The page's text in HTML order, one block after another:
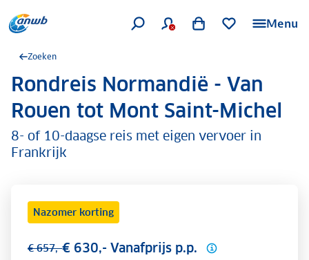
Menu
Zoeken
.Rondreis Normandië - Van
Rouen tot Mont Saint-Michel
8- of 10-daagse reis met eigen vervoer in
Frankrijk
Nazomer korting
€ 657,-€ 630,- Vanafprijs p.p.